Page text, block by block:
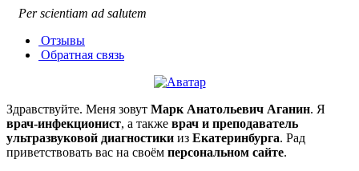
Per scientiam ad salutem
Отзывы
Обратная связь
Здравствуйте. Меня зовут Марк Анатольевич Аганин. Я
врач-инфекционист, а также врач и преподаватель
ультразвуковой диагностики из Екатеринбурга. Рад
приветствовать вас на своём персональном сайте.